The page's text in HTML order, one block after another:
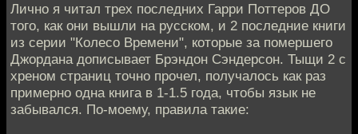
Лично я читал трех последних Гарри Поттеров ДО
того, как они вышли на русском, и 2 последние книги
из серии "Колесо Времени", которые за помершего
Джордана дописывает Брэндон Сэндерсон. Тыщи 2 с
хреном страниц точно прочел, получалось как раз
примерно одна книга в 1-1.5 года, чтобы язык не
забывался. По-моему, правила такие: